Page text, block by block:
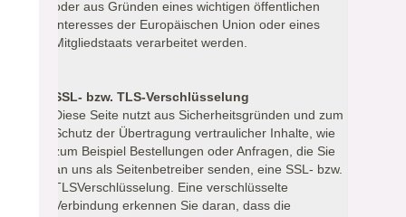
oder aus Gründen eines wichtigen öffentlichen
Interesses der Europäischen Union oder eines
Mitgliedstaats verarbeitet werden.
SSL- bzw. TLS-Verschlüsselung
Diese Seite nutzt aus Sicherheitsgründen und zum
Schutz der Übertragung vertraulicher Inhalte, wie
zum Beispiel Bestellungen oder Anfragen, die Sie
an uns als Seitenbetreiber senden, eine SSL- bzw.
TLSVerschlüsselung. Eine verschlüsselte
Verbindung erkennen Sie daran, dass die